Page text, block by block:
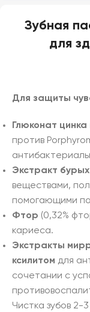
Зубная
для
Для защиты
Глюконат цинка
против
Экстракт бурых
веществами,
помогающими
Фтор (0,32%
кариеса.
Экстракты
ксилитом для
сочетании с
Чистка зубов 2-